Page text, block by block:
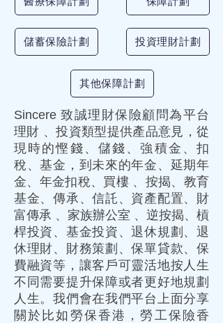
儲蓄保險計劃 投資理財計劃
其他保障計劃
Sincere 致誠理財保險顧問為平台
理財 、投資類型提供產品意見，從
現時的慳錢 、 儲錢 、強積金 、扣
稅 、基金 ，到未來的年金 、 延期年
金、 年金扣稅、 買樓 、 按揭、 教育
基金、傳承 、信託 、 資產配置、 財
富傳承 、 家族辦公室 、 逆按揭、 槓
桿投資 、 基金投資 、退休規劃 、退
休理財、 財務策劃 、保單貸款、保
費融資等，讓客戶可靈活地按人生
不同需要提升保障或者更好地規劃
人生。我們會在我們平台上面分享
關於比如 勞保香港 ，勞工保險香